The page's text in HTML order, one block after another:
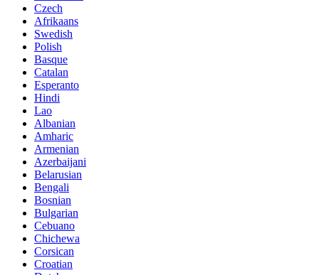
Czech
Afrikaans
Swedish
Polish
Basque
Catalan
Esperanto
Hindi
Lao
Albanian
Amharic
Armenian
Azerbaijani
Belarusian
Bengali
Bosnian
Bulgarian
Cebuano
Chichewa
Corsican
Croatian